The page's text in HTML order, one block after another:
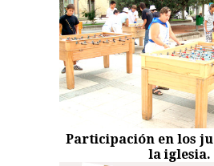
Participación en los
la iglesia.